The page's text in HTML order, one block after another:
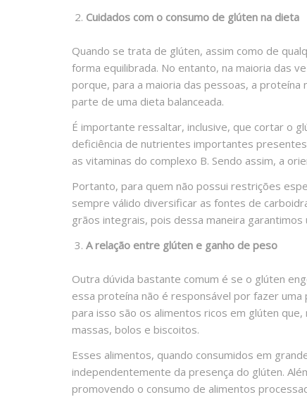
Cuidados com o consumo de glúten na dieta
Quando se trata de glúten, assim como de
forma equilibrada. No entanto, na maioria das
porque, para a maioria das pessoas, a
parte de uma dieta balanceada.
É importante ressaltar, inclusive, que cortar o
deficiência de nutrientes importantes
as vitaminas do complexo B. Sendo assim, a
Portanto, para quem não possui restrições
sempre válido diversificar as fontes de
grãos integrais, pois dessa maneira garantimos
A relação entre glúten e ganho de peso
Outra dúvida bastante comum é se o glúten
essa proteína não é responsável por fazer
para isso são os alimentos ricos em glúten
massas, bolos e biscoitos.
Esses alimentos, quando consumidos em
independentemente da presença do glúten.
promovendo o consumo de alimentos